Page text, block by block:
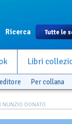
Ricerca
Libri
Per collana
NUNZIO DONATO